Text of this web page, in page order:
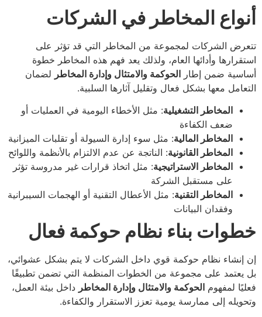
أنواع المخاطر في الشركات
تتعرض الشركات لمجموعة من المخاطر التي قد تؤثر على
استقرارها وأدائها العام، ولذلك يعد فهم هذه المخاطر خطوة
أساسية ضمن إطار الحوكمة والامتثال وإدارة المخاطر لضمان
التعامل معها بشكل فعال وتقليل آثارها السلبية.
المخاطر التشغيلية: مثل الأخطاء اليومية في العمليات أو
ضعف الكفاءة
المخاطر المالية: مثل سوء إدارة السيولة أو تقلبات الميزانية
المخاطر القانونية: الناتجة عن عدم الالتزام بالأنظمة واللوائح
المخاطر الاستراتيجية: مثل اتخاذ قرارات غير مدروسة تؤثر
على مستقبل الشركة
المخاطر التقنية: مثل الأعطال التقنية أو الهجمات السيبرانية
وفقدان البيانات
خطوات بناء نظام حوكمة فعال
إن إنشاء نظام حوكمة قوي داخل الشركات لا يتم بشكل عشوائي،
بل يعتمد على مجموعة من الخطوات المنظمة التي تضمن تطبيقًا
فعليًا لمفهوم الحوكمة والامتثال وإدارة المخاطر داخل بيئة العمل،
وتحويله إلى ممارسة يومية تعزز الاستقرار والكفاءة.